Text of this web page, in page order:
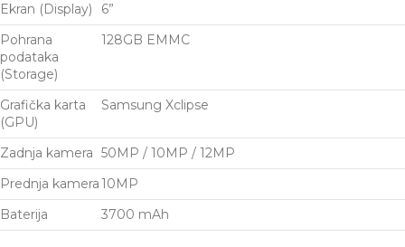
Ekran (Display)
6”
Pohrana
podataka
(Storage)
128GB EMMC
Grafička karta
(GPU)
Samsung Xclipse
Zadnja kamera 50MP / 10MP / 12MP
Prednja kamera10MP
Baterija
3700 mAh